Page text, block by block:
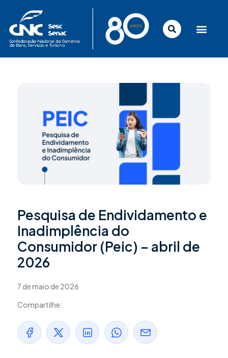
conteúdo
Pesquisa de Endividamento e
Inadimplência do
Consumidor (Peic) – abril de
2026
7 de maio de 2026
Compartilhe: